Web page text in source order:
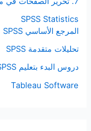
SPSS Statistics
المرجع الأساسي SPSS
تحليلات متقدمة SPSS
دروس البدء بتعليم SPSS
Tableau Software